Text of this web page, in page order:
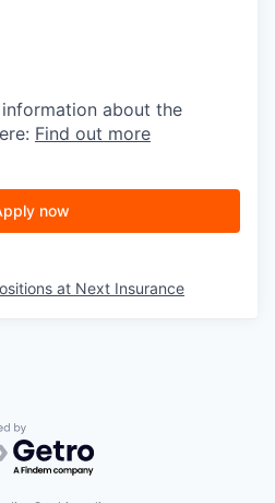
about the
Find out more
now
at Next Insurance
by Getro.com